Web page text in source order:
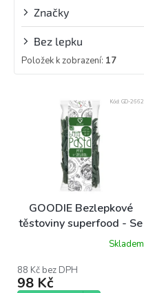
Značky
Bez lepku
Položek k zobrazení: 17
d
u
ů
GOODIE Bezlepkové
těstoviny superfood - Se
spirulinou - Penne BIO
Skladem
88 Kč bez DPH
98 Kč
Kód: GD-2662